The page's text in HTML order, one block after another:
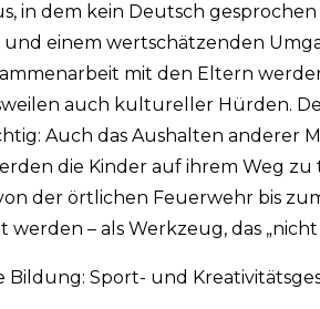
in dem kein Deutsch
einem wertschätzenden
mit den Eltern
auch kultureller Hürden.
Auch das Aushalten
die Kinder auf ihrem Weg
der örtlichen Feuerwehr bis
werden – als Werkzeug, das
Bildung: Sport- und